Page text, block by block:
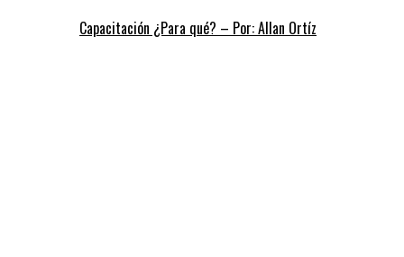
Capacitación ¿Para qué? – Por: Allan Ortíz